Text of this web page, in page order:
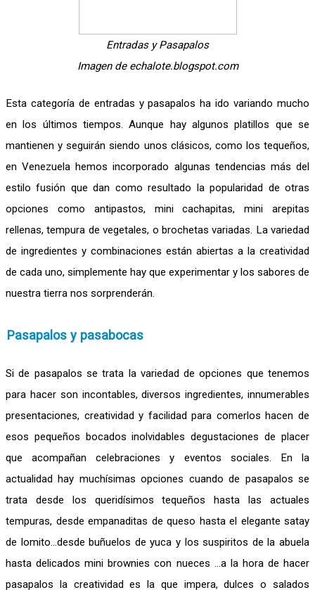
Entradas y Pasapalos
Imagen de echalote.blogspot.com
Esta categoría de entradas y pasapalos ha ido variando mucho
en los últimos tiempos. Aunque hay algunos platillos que se
mantienen y seguirán siendo unos clásicos, como los tequeños,
en Venezuela hemos incorporado algunas tendencias más del
estilo fusión que dan como resultado la popularidad de otras
opciones como antipastos, mini cachapitas, mini arepitas
rellenas, tempura de vegetales, o brochetas variadas. La variedad
de ingredientes y combinaciones están abiertas a la creatividad
de cada uno, simplemente hay que experimentar y los sabores de
nuestra tierra nos sorprenderán.
Pasapalos y pasabocas
Si de pasapalos se trata la variedad de opciones que tenemos
para hacer son incontables, diversos ingredientes, innumerables
presentaciones, creatividad y facilidad para comerlos hacen de
esos pequeños bocados inolvidables degustaciones de placer
que acompañan celebraciones y eventos sociales. En la
actualidad hay muchísimas opciones cuando de pasapalos se
trata desde los queridísimos tequeños hasta las actuales
tempuras, desde empanaditas de queso hasta el elegante satay
de lomito…desde buñuelos de yuca y los suspiritos de la abuela
hasta delicados mini brownies con nueces …a la hora de hacer
pasapalos la creatividad es la que impera, dulces o salados